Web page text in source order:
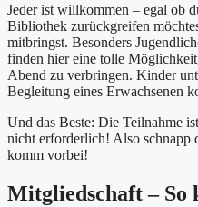
Jeder ist willkommen – egal ob
Bibliothek zurückgreifen
mitbringst. Besonders
finden hier eine tolle
Abend zu verbringen. Kinder
Begleitung eines Erwachsenen
Und das Beste: Die Teilnahme
nicht erforderlich! Also schnapp
komm vorbei!
Mitgliedschaft – So